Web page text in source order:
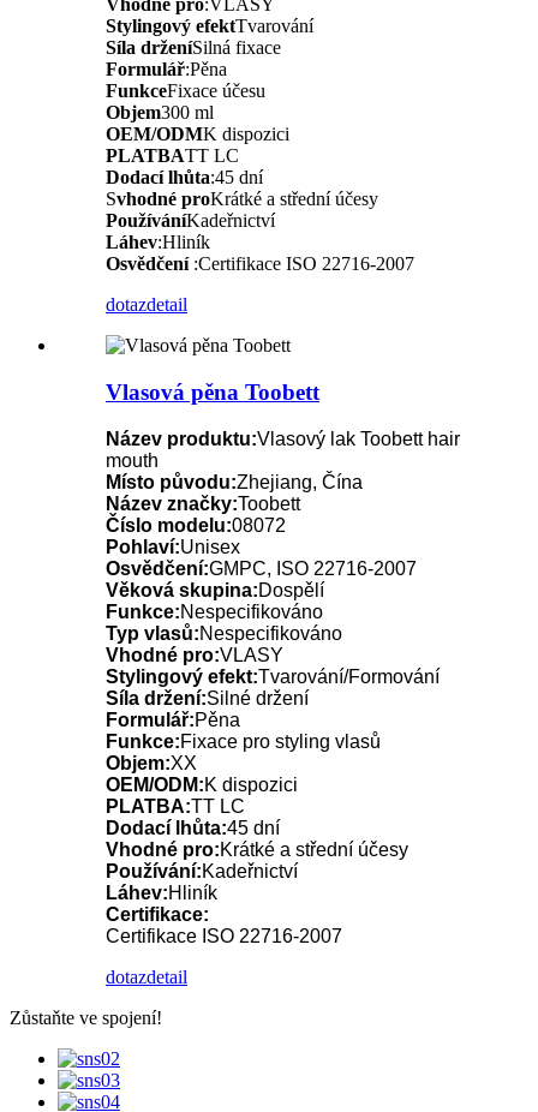
Vhodné pro:VLASY
Stylingový efektTvarování
Síla drženíSilná fixace
Formulář:Pěna
FunkceFixace účesu
Objem300 ml
OEM/ODMK dispozici
PLATBATT LC
Dodací lhůta:45 dní
Svhodné proKrátké a střední účesy
PoužíváníKadeřnictví
Láhev:Hliník
Osvědčení:Certifikace ISO 22716-2007
dotazdetail
Vlasová pěna Toobett
Název produktu:Vlasový lak Toobett hair
mouth
Místo původu:Zhejiang, Čína
Název značky:Toobett
Číslo modelu:08072
Pohlaví:Unisex
Osvědčení:GMPC, ISO 22716-2007
Věková skupina:Dospělí
Funkce:Nespecifikováno
Typ vlasů:Nespecifikováno
Vhodné pro:VLASY
Stylingový efekt:Tvarování/Formování
Síla držení:Silné držení
Formulář:Pěna
Funkce:Fixace pro styling vlasů
Objem:XX
OEM/ODM:K dispozici
PLATBA:TT LC
Dodací lhůta:45 dní
Vhodné pro:Krátké a střední účesy
Používání:Kadeřnictví
Láhev:Hliník
Certifikace:
Certifikace ISO 22716-2007
dotazdetail
Zůstaňte ve spojení!